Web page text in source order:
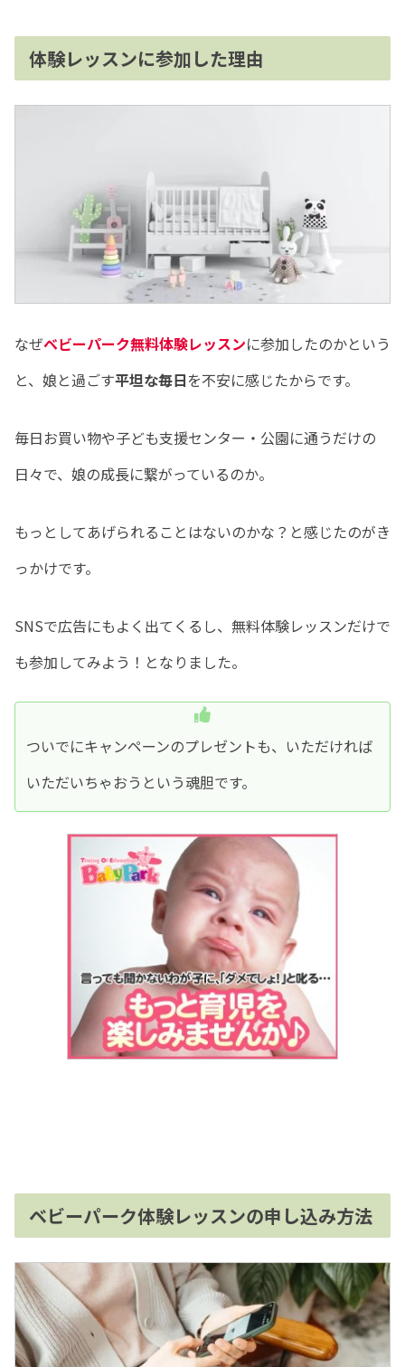
体験レッスンに参加した理由
なぜベビーパーク無料体験レッスンに参加したのかという
と、娘と過ごす平坦な毎日を不安に感じたからです。
毎日お買い物や子ども支援センター・公園に通うだけの
日々で、娘の成長に繋がっているのか。
もっとしてあげられることはないのかな？と感じたのがき
っかけです。
SNSで広告にもよく出てくるし、無料体験レッスンだけで
も参加してみよう！となりました。
ついでにキャンペーンのプレゼントも、いただければ
いただいちゃおうという魂胆です。
ベビーパーク体験レッスンの申し込み方法